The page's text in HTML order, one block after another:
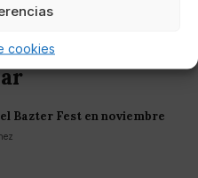
cookies
Bazter Fest en noviembre